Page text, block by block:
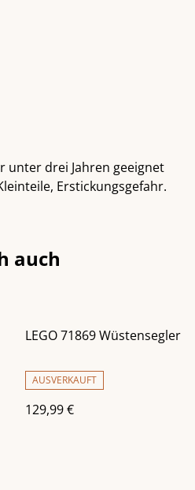
unter drei Jahren geeignet
Erstickungsgefahr.
auch
LEGO 71869 Wüstensegler
AUSVERKAUFT
129,99 €